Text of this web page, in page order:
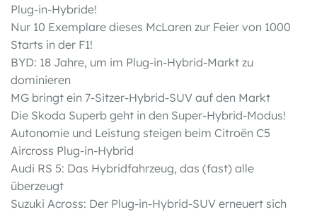
Plug-in-Hybride!
Nur 10 Exemplare dieses McLaren zur Feier von 1000
Starts in der F1!
BYD: 18 Jahre, um im Plug-in-Hybrid-Markt zu
dominieren
MG bringt ein 7-Sitzer-Hybrid-SUV auf den Markt
Die Skoda Superb geht in den Super-Hybrid-Modus!
Autonomie und Leistung steigen beim Citroën C5
Aircross Plug-in-Hybrid
Audi RS 5: Das Hybridfahrzeug, das (fast) alle
überzeugt
Suzuki Across: Der Plug-in-Hybrid-SUV erneuert sich